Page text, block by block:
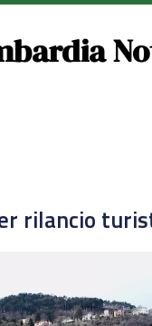
rilancio